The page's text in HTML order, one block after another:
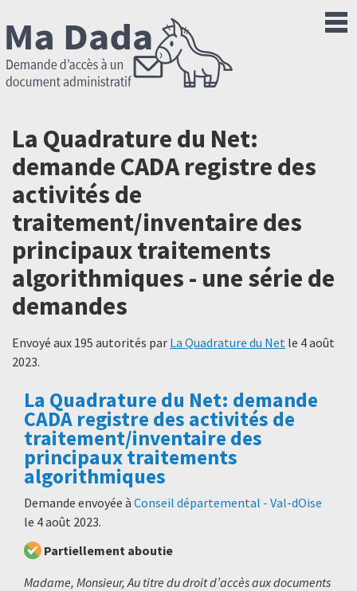
La Quadrature du Net:
demande CADA registre des
activités de
traitement/inventaire des
principaux traitements
algorithmiques - une série de
demandes
Envoyé aux 195 autorités par La Quadrature du Net le 4 août
2023.
La Quadrature du Net: demande
CADA registre des activités de
traitement/inventaire des
principaux traitements
algorithmiques
Demande envoyée à Conseil départemental - Val-dOise
le 4 août 2023.
Partiellement aboutie
Madame, Monsieur, Au titre du droit d’accès aux documents